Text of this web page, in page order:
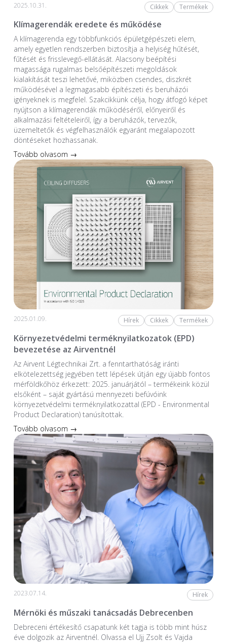
2025.10.31. Cikkek Termékek
Klímagerendák eredete és működése
A klímagerenda egy többfunkciós épületgépészeti elem,
amely egyetlen rendszerben biztosítja a helyiség hűtését,
fűtését és frisslevegő-ellátását. Alacsony beépítési
magassága rugalmas belsőépítészeti megoldások
kialakítását teszi lehetővé, miközben csendes, diszkrét
működésével a legmagasabb építészeti és beruházói
igényeknek is megfelel. Szakcikkünk célja, hogy átfogó képet
nyújtson a klímagerendák működéséről, előnyeiről és
alkalmazási feltételeiről, így a beruházók, tervezők,
üzemeltetők és végfelhasználók egyaránt megalapozott
döntéseket hozhassanak.
Tovább olvasom →
2025.01.09. Hírek Cikkek Termékek
Környezetvédelmi terméknyilatkozatok (EPD)
bevezetése az Airventnél
Az Airvent Légtechnikai Zrt. a fenntarthatóság iránti
elkötelezettség jegyében tett lépések útján egy újabb fontos
mérföldkőhöz érkezett: 2025. januárjától – termékeink közül
elsőként – saját gyártású mennyezeti befúvóink
környezetvédelmi terméknyilatkozattal (EPD - Environmental
Product Declaration) tanúsítottak.
Tovább olvasom →
2023.07.14. Hírek
Mérnöki és műszaki tanácsadás Debrecenben
Debreceni értékesítő csapatunk két tagja is több mint húsz
éve dolgozik az Airventnél. Olvassa el Ujj Zsolt és Vajda